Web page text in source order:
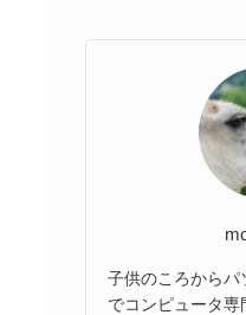
子供のころからパ
でコンピュータ